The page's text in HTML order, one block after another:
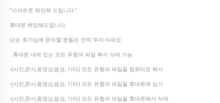
“스마트폰 해킹해 드립니다."
휴대폰 해킹해드립니다.
단순 호기심에 문의할 분들은 연락 주지 마세요.
. 휴대폰 내에 있는 모든 유형의 파일 복사 삭제 가능
-(사진,문서,동영상,음성, 기타) 모든 유형의 파일을 컴퓨터로 복사
-(사진,문서,동영상,음성, 기타) 모든 유형의 파일을 휴대폰에 심기
-(사진,문서,동영상,음성, 기타) 모든 유형의 파일을 휴대폰에서 삭제